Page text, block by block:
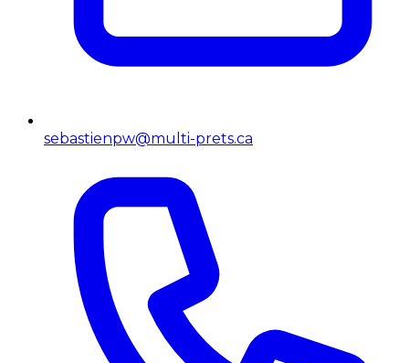
sebastienpw@multi-prets.ca